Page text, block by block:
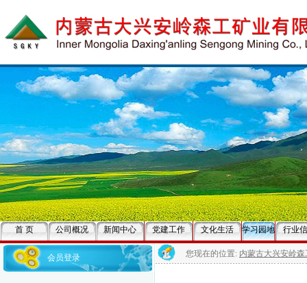
首 页 公司概况 新闻中心 党建工作 文化生活 学习园地 行业
会员登录 您现在的位置: 内蒙古大兴安岭